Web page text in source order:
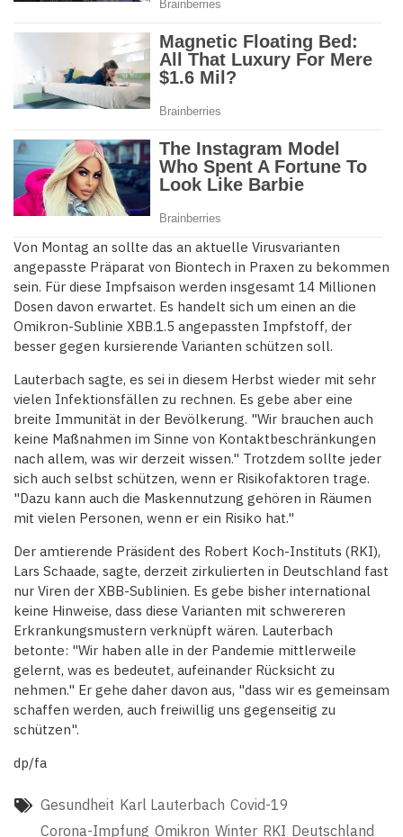
Von Montag an sollte das an aktuelle Virusvarianten
angepasste Präparat von Biontech in Praxen zu bekommen
sein. Für diese Impfsaison werden insgesamt 14 Millionen
Dosen davon erwartet. Es handelt sich um einen an die
Omikron-Sublinie XBB.1.5 angepassten Impfstoff, der
besser gegen kursierende Varianten schützen soll.
Lauterbach sagte, es sei in diesem Herbst wieder mit sehr
vielen Infektionsfällen zu rechnen. Es gebe aber eine
breite Immunität in der Bevölkerung. "Wir brauchen auch
keine Maßnahmen im Sinne von Kontaktbeschränkungen
nach allem, was wir derzeit wissen." Trotzdem sollte jeder
sich auch selbst schützen, wenn er Risikofaktoren trage.
"Dazu kann auch die Maskennutzung gehören in Räumen
mit vielen Personen, wenn er ein Risiko hat."
Der amtierende Präsident des Robert Koch-Instituts (RKI),
Lars Schaade, sagte, derzeit zirkulierten in Deutschland fast
nur Viren der XBB-Sublinien. Es gebe bisher international
keine Hinweise, dass diese Varianten mit schwereren
Erkrankungsmustern verknüpft wären. Lauterbach
betonte: "Wir haben alle in der Pandemie mittlerweile
gelernt, was es bedeutet, aufeinander Rücksicht zu
nehmen." Er gehe daher davon aus, "dass wir es gemeinsam
schaffen werden, auch freiwillig uns gegenseitig zu
schützen".
dp/fa
Gesundheit Karl Lauterbach Covid-19
Corona-Impfung Omikron Winter RKI Deutschland